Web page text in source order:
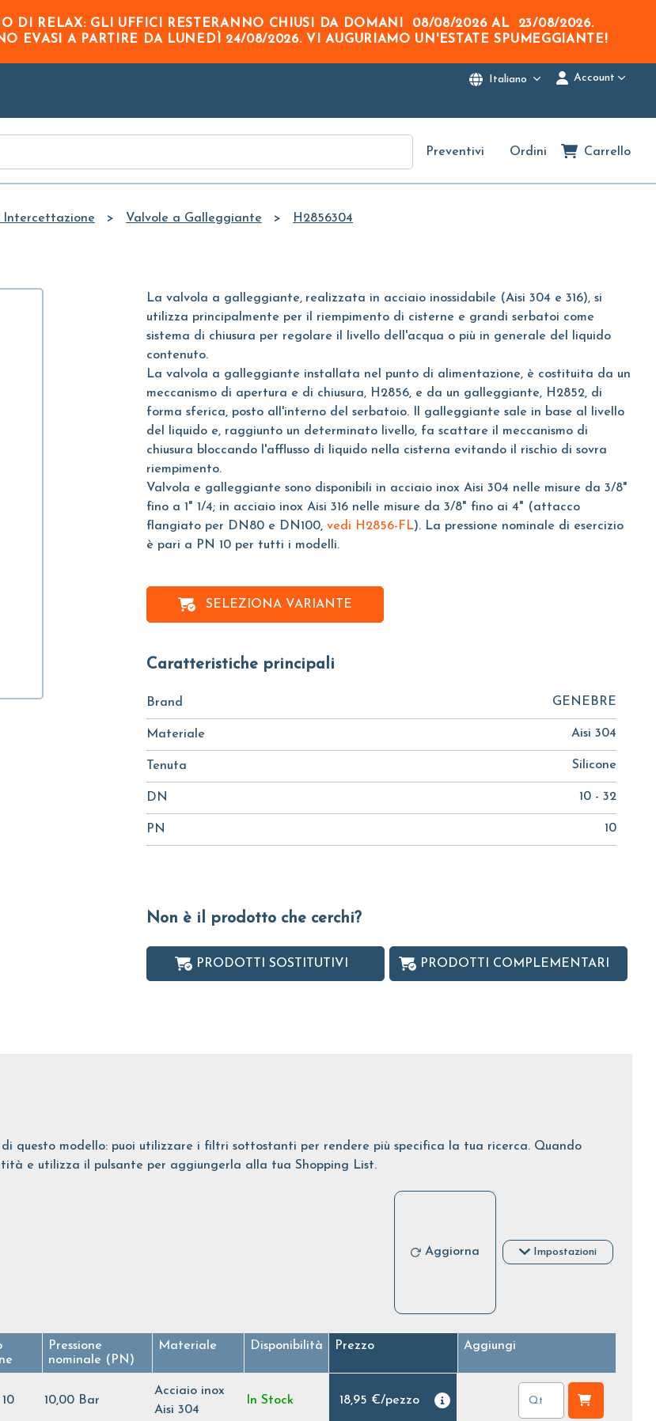
Main
Content
DI RELAX: GLI UFFICI RESTERANNO CHIUSI DA DOMANI 08/08/2026AL 23/08/2026.
EVASI A PARTIRE DA LUNEDÌ 24/08/2026. VI AUGURIAMO UN'ESTATE SPUMEGGIANTE!
Italiano Account
Preventivi Ordini Carrello
Intercettazione Valvole a Galleggiante H2856304
La valvola a galleggiante, realizzata in acciaio inossidabile (Aisi 304 e 316), si
utilizza principalmente per il riempimento di cisterne e grandi serbatoi come
sistema di chiusura per regolare il livello dell'acqua o più in generale del liquido
contenuto.
La valvola a galleggiante installata nel punto di alimentazione, è costituita da un
meccanismo di apertura e di chiusura, H2856, e da un galleggiante, H2852, di
forma sferica, posto all'interno del serbatoio. Il galleggiante sale in base al livello
del liquido e, raggiunto un determinato livello, fa scattare il meccanismo di
chiusura bloccando l'afflusso di liquido nella cisterna evitando il rischio di sovra
riempimento.
Valvola e galleggiante sono disponibili in acciaio inox Aisi 304 nelle misure da 3/8"
fino a 1" 1/4; in acciaio inox Aisi 316 nelle misure da 3/8" fino ai 4" (attacco
flangiato per DN80 e DN100, vedi H2856-FL). La pressione nominale di esercizio
è pari a PN 10 per tutti i modelli.
SELEZIONA VARIANTE
Caratteristiche principali
Brand GENEBRE
Materiale Aisi 304
Tenuta Silicone
DN 10 - 32
PN 10
Non è il prodotto che cerchi?
PRODOTTI SOSTITUTIVI PRODOTTI COMPLEMENTARI
questo modello: puoi utilizzare i filtri sottostanti per rendere più specifica la tua ricerca. Quando
e utilizza il pulsante per aggiungerla alla tua Shopping List.
Aggiorna Impostazioni
Pressione
nominale (PN)
Materiale Disponibilità Prezzo Aggiungi
10,00 Bar
Acciaio inox
Aisi 304
In Stock 18,95 €/pezzo